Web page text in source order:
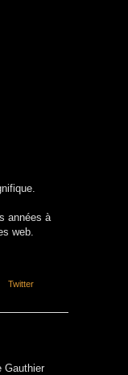
années à
web.
Twitter
Gauthier